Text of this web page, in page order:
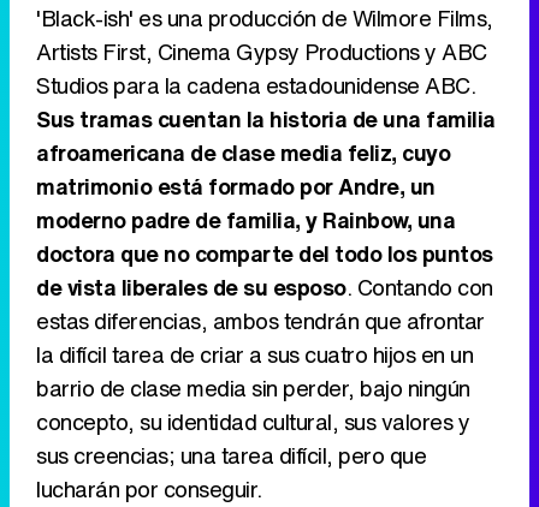
Tráiler de '33 días', la nueva serie de Atresplayer con Julián Villagrán y José Manuel Poga
Tráiler de la tercera temporada de 'The Walking Dead: Dead City' de AMC+
'Black-ish' es una producción de Wilmore Films,
Artists First, Cinema Gypsy Productions y ABC
Studios para la cadena estadounidense ABC.
Sus tramas cuentan la historia de una familia
afroamericana de clase media feliz, cuyo
matrimonio está formado por Andre, un
moderno padre de familia, y Rainbow, una
doctora que no comparte del todo los puntos
de vista liberales de su esposo. Contando con
estas diferencias, ambos tendrán que afrontar
la difícil tarea de criar a sus cuatro hijos en un
barrio de clase media sin perder, bajo ningún
concepto, su identidad cultural, sus valores y
sus creencias; una tarea difícil, pero que
lucharán por conseguir.